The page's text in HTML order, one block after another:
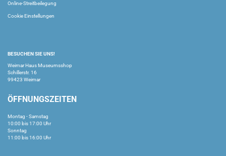
Online-Streitbeilegung
Cookie Einstellungen
BESUCHEN SIE UNS!
Weimar Haus Museumsshop
Schillerstr. 16
99423 Weimar
ÖFFNUNGSZEITEN
Montag - Samstag
10:00 bis 17:00 Uhr
Sonntag
11:00 bis 16:00 Uhr